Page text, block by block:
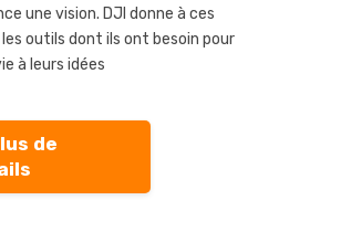
une vision. DJI donne à ces
outils dont ils ont besoin pour
à leurs idées
de